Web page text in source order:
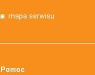
mapa serwisu
Pomoc